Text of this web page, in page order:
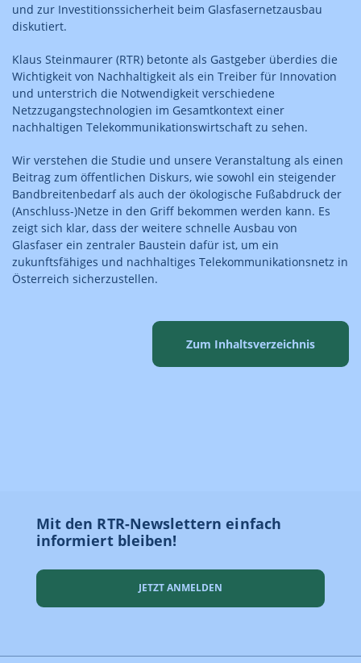
und zur Investitionssicherheit beim Glasfasernetzausbau
diskutiert.
Klaus Steinmaurer (RTR) betonte als Gastgeber überdies die
Wichtigkeit von Nachhaltigkeit als ein Treiber für Innovation
und unterstrich die Notwendigkeit verschiedene
Netzzugangstechnologien im Gesamtkontext einer
nachhaltigen Telekommunikationswirtschaft zu sehen.
Wir verstehen die Studie und unsere Veranstaltung als einen
Beitrag zum öffentlichen Diskurs, wie sowohl ein steigender
Bandbreitenbedarf als auch der ökologische Fußabdruck der
(Anschluss-)Netze in den Griff bekommen werden kann. Es
zeigt sich klar, dass der weitere schnelle Ausbau von
Glasfaser ein zentraler Baustein dafür ist, um ein
zukunftsfähiges und nachhaltiges Telekommunikationsnetz in
Österreich sicherzustellen.
Zum Inhaltsverzeichnis
Mit den RTR-Newslettern einfach
informiert bleiben!
JETZT ANMELDEN